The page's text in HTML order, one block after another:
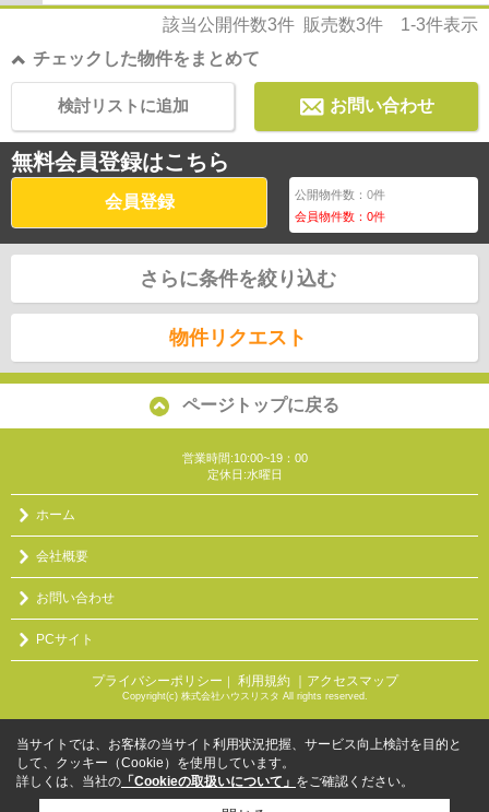
該当公開件数3件 販売数3件 1-3件表示
チェックした物件をまとめて
お問い合わせ
検討リストに追加
無料会員登録はこちら
会員登録 公開物件数：0件
会員物件数：0件
さらに条件を絞り込む
物件リクエスト
ページトップに戻る
営業時間:10:00~19：00
定休日:水曜日
ホーム
会社概要
お問い合わせ
PCサイト
プライバシーポリシー ｜ 利用規約 ｜アクセスマップ
Copyright(c) 株式会社ハウスリスタ All rights reserved.
当サイトでは、お客様の当サイト利用状況把握、サービス向上検討を目的と
して、クッキー（Cookie）を使用しています。
詳しくは、当社の 「Cookieの取扱いについて」 をご確認ください。